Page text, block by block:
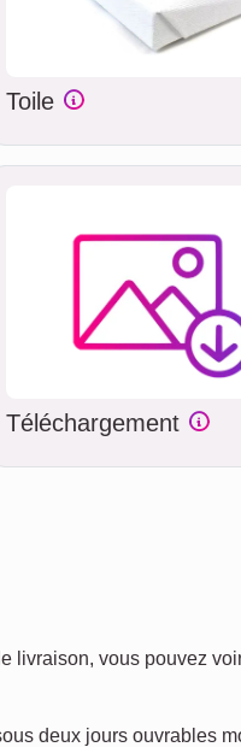
Toile
Téléchargement
vous pouvez
deux jours ouvrables